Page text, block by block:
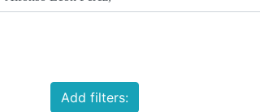
Add filters: